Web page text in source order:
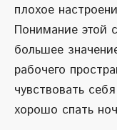
плохое
Понимание этой
большее
рабочего
чувствовать
хорошо спать